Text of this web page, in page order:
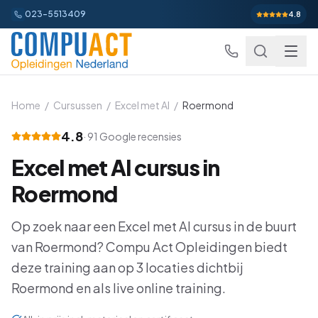
023-5513409 4.8
Excel
Excel Basis
Excel: Draaitabellen en Grafieken
Excel: Analyse en Rapportage
Word
Word Gevorderd Gevorderd
Word: Complexe Documenten
Outlook Alles-in-een Beginner
Outlook en Time Management
PowerPoint
PowerPoint Alles-in-een
Power BI
Home / Cursussen / Excel met AI / Roermond
4.8· 91 Google recensies
Excel met AIcursus in
Roermond
Op zoek naar een Excel met AI cursus in de buurt
van Roermond? Compu Act Opleidingen biedt
deze training aan op3 locaties dichtbij
Roermond en als live online training.